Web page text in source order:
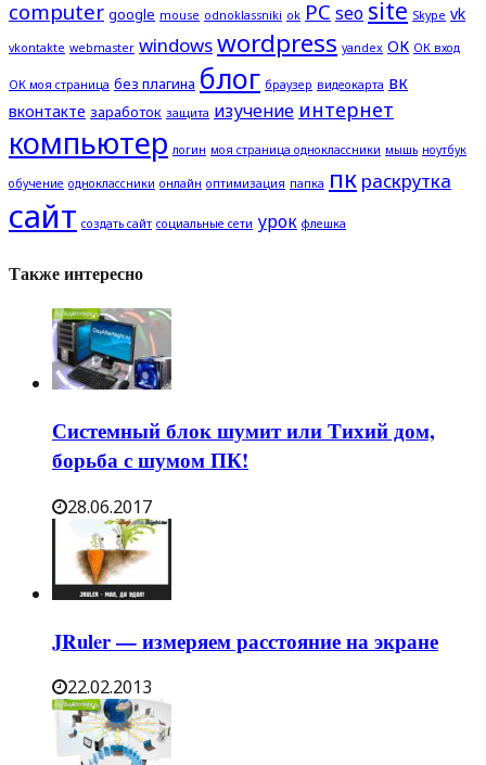
computer google mouse odnoklassniki ok PC seo site Skype vk
vkontakte webmaster windowswordpress yandex ОК ОК вход
ОК моя страница без плагина блог браузер видеокарта вк
вконтакте заработок защита изучение интернет
компьютер логин моя страница одноклассники мышь ноутбук
обучение одноклассники онлайн оптимизация папка пк раскрутка
сайт создать сайт социальные сети урок флешка
Также интересно
Системный блок шумит или Тихий дом,
борьба с шумом ПК!
28.06.2017
JRuler — измеряем расстояние на экране
22.02.2013